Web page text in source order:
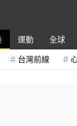
運動 全球
台灣前線